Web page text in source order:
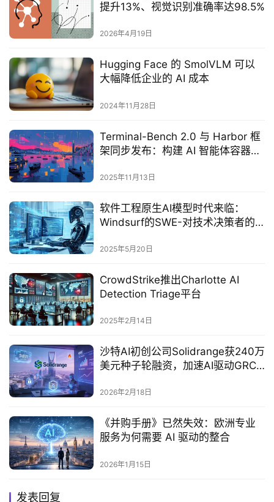
提升13%、视觉识别准确率达98.5%
2026年4月19日
Hugging Face 的 SmolVLM 可以
大幅降低企业的 AI 成本
2024年11月28日
Terminal-Bench 2.0 与 Harbor 框
架同步发布：构建 AI 智能体容器化
2025年11月13日
软件工程原生AI模型时代来临：
Windsurf的SWE-对技术决策者的
2025年5月20日
CrowdStrike推出Charlotte AI
Detection Triage平台
2025年2月14日
沙特AI初创公司Solidrange获240万
美元种子轮融资，加速AI驱动GRC
2026年2月18日
《并购手册》已然失效：欧洲专业
服务为何需要 AI 驱动的整合
2026年1月15日
发表回复